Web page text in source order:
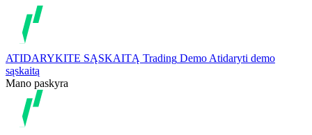
ATIDARYKITE SĄSKAITĄ Trading Demo Atidaryti demo
sąskaitą
Mano paskyra